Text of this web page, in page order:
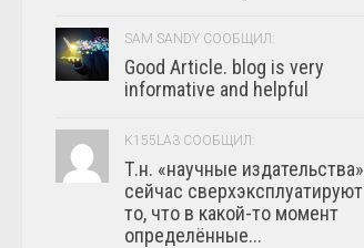
SAM SANDY СООБЩИЛ:
Good Article. blog is very
informative and helpful
K155LA3 СООБЩИЛ:
Т.н. «научные издательства»
сейчас сверхэксплуатируют
то, что в какой-то момент
определённые...